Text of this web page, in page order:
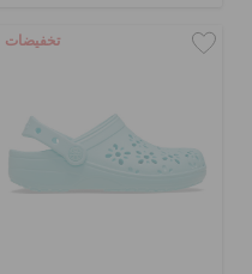
تخفيضات